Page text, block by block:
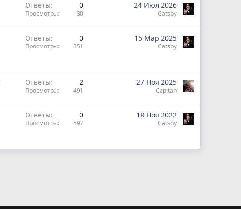
Ответы 0
Просмотры 30
24 Июл 2026
Gatsby
Ответы 0
Просмотры 351
15 Мар 2025
Gatsby
Ответы 2
Просмотры 491
27 Ноя 2025
Capitan
Ответы 0
Просмотры 597
18 Ноя 2022
Gatsby